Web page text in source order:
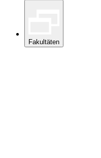
Fakultäten